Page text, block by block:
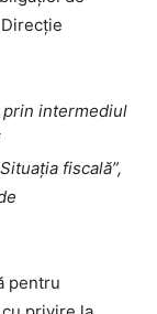
prin intermediul
fiscală”,
pentru